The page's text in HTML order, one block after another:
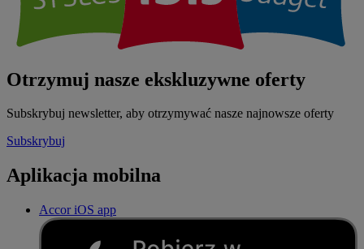
Otrzymuj nasze ekskluzywne oferty
Subskrybuj newsletter, aby otrzymywać nasze najnowsze oferty
Subskrybuj
Aplikacja mobilna
Accor iOS app